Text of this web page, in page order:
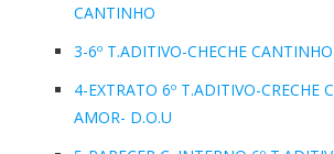
CANTINHO
3-6º T.ADITIVO-CHECHE CANTINHO
4-EXTRATO 6º T.ADITIVO-CRECHE
AMOR- D.O.U